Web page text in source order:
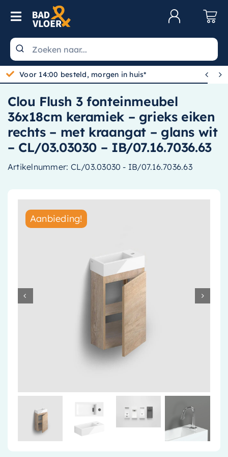
Skip to content
Toggle Navigation
Wastafels
Toiletten
Spiegels
Kranen
Douche
Badkamermeubels
Radiatoren
Klimaatbeheersing
Voor 14:00 besteld, morgen in huis*  
Clou Flush 3 fonteinmeubel
36x18cm keramiek – grieks eiken
rechts – met kraangat – glans wit
– CL/03.03030 – IB/07.16.7036.63
Artikelnummer: CL/03.03030 - IB/07.16.7036.63
Aanbieding!